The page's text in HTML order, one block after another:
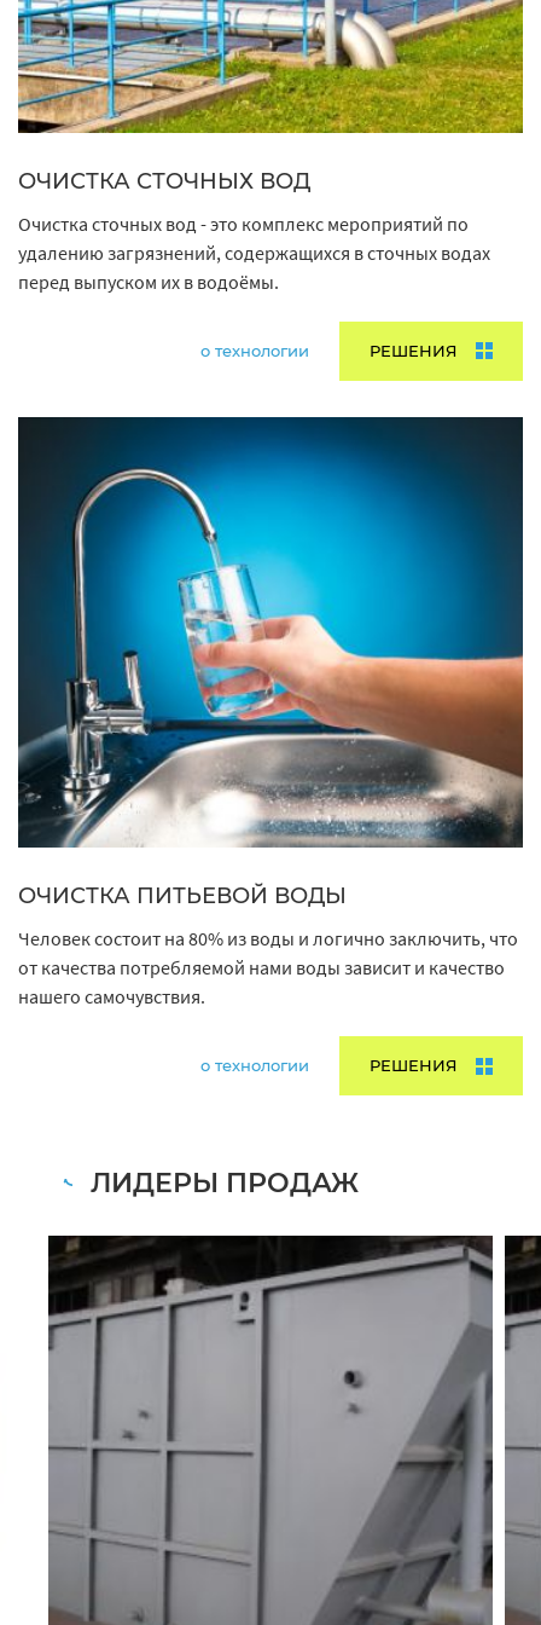
ОЧИСТКА СТОЧНЫХ ВОД
Очистка сточных вод - это комплекс мероприятий по
удалению загрязнений, содержащихся в сточных водах
перед выпуском их в водоёмы.
о технологии РЕШЕНИЯ
ОЧИСТКА ПИТЬЕВОЙ ВОДЫ
Человек состоит на 80% из воды и логично заключить, что
от качества потребляемой нами воды зависит и качество
нашего самочувствия.
о технологии РЕШЕНИЯ
ЛИДЕРЫ ПРОДАЖ